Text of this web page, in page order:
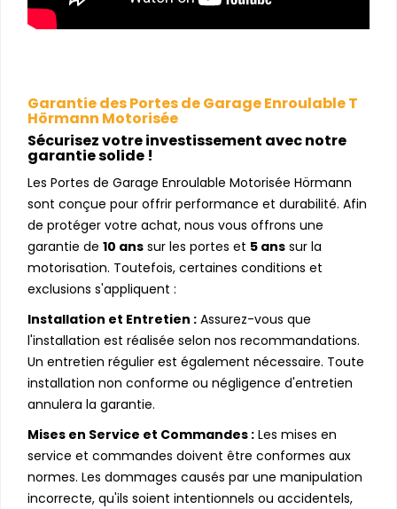
Garantie des Portes de Garage Enroulable T
Hörmann Motorisée
Sécurisez votre investissement avec notre
garantie solide !
Les Portes de Garage Enroulable Motorisée Hörmann
sont conçue pour offrir performance et durabilité. Afin
de protéger votre achat, nous vous offrons une
garantie de 10 ans sur les portes et 5 ans sur la
motorisation. Toutefois, certaines conditions et
exclusions s'appliquent :
Installation et Entretien : Assurez-vous que
l'installation est réalisée selon nos recommandations.
Un entretien régulier est également nécessaire. Toute
installation non conforme ou négligence d'entretien
annulera la garantie.
Mises en Service et Commandes : Les mises en
service et commandes doivent être conformes aux
normes. Les dommages causés par une manipulation
incorrecte, qu'ils soient intentionnels ou accidentels,